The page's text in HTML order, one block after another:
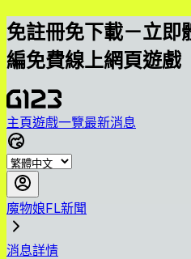
免註冊免下載－立即
編免費線上網頁遊戲
主頁遊戲一覽最新消息
魔物娘FL新聞
消息詳情